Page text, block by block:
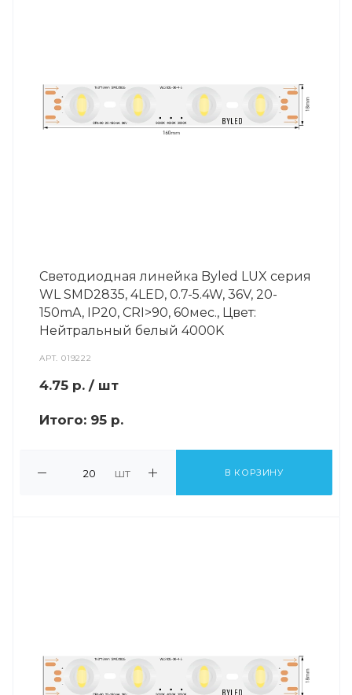
Светодиодная линейка Byled LUX серия
WL SMD2835, 4LED, 0.7-5.4W, 36V, 20-
150mA, IP20, CRI>90, 60мес., Цвет:
Нейтральный белый 4000K
АРТ.019222
4.75 р. / шт
Итого: 95 р.
шт В КОРЗИНУ